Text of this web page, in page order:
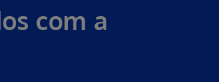
com a